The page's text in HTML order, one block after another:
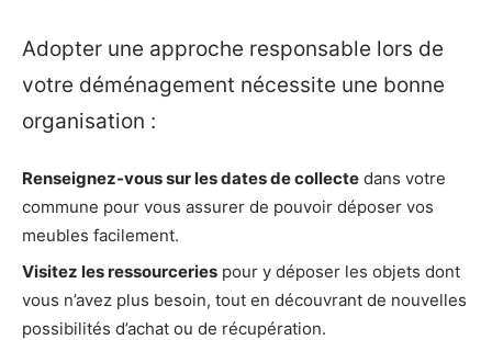
Adopter une approche responsable lors de
votre déménagement nécessite une bonne
organisation :
Renseignez-vous sur les dates de collecte dans votre
commune pour vous assurer de pouvoir déposer vos
meubles facilement.
Visitez les ressourceries pour y déposer les objets dont
vous n’avez plus besoin, tout en découvrant de nouvelles
possibilités d’achat ou de récupération.